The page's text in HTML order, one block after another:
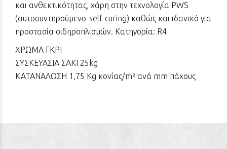
και ανθεκτικότητας, χάρη στην τεχνολογία PWS
(αυτοσυντηρούμενο-self curing) καθώς και ιδανικό για
προστασία σιδηροπλισμών. Κατηγορία: R4
ΧΡΩΜΑ ΓΚΡΙ
ΣΥΣΚΕΥΑΣΙΑ ΣΑΚΙ 25kg
ΚΑΤΑΝAΛΩΣΗ 1,75 Kg κονίας/m² ανά mm πάχους